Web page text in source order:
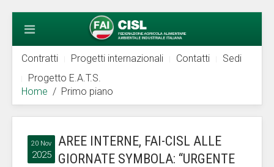
Contratti Progetti internazionali Contatti
Sedi
Progetto E.A.T.S.
Home
Primo piano
20 Nov
2025
AREE INTERNE, FAI-CISL ALLE
GIORNATE SYMBOLA: “URGENTE